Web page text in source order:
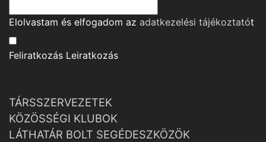
Elolvastam és elfogadom az adatkezelési tájékoztatót
Feliratkozás Leiratkozás
TÁRSSZERVEZETEK
KÖZÖSSÉGI KLUBOK
LÁTHATÁR BOLT SEGÉDESZKÖZÖK